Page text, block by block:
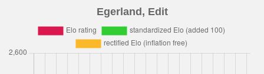
Egerland, Edit